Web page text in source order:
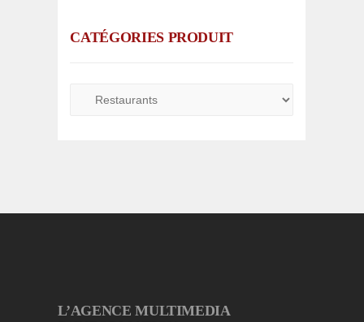
CATÉGORIES PRODUIT
L’AGENCE MULTIMEDIA